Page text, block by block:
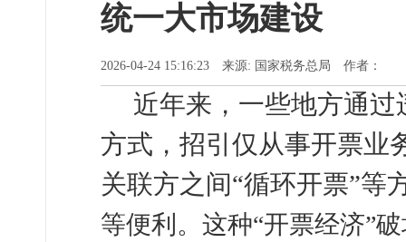
统一大市场建设
2026-04-24 15:16:23 来源: 国家税务总局 作者：
近年来，一些地方通
方式，招引仅从事开票业
关联方之间“循环开票”等
等便利。这种“开票经济”